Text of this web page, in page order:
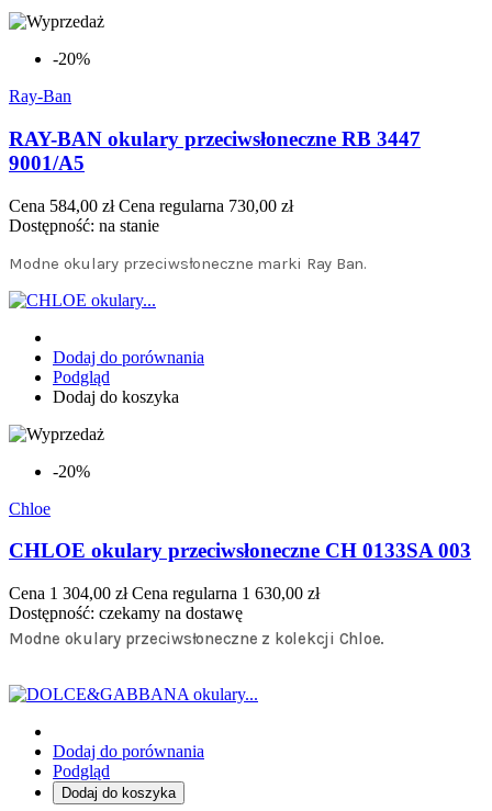
-20%
Ray-Ban
RAY-BAN okulary przeciwsłoneczne RB 3447
9001/A5
Cena 584,00 zł Cena regularna 730,00 zł
Dostępność: na stanie
Modne okulary przeciwsłoneczne marki Ray Ban.
Dodaj do porównania
Podgląd
Dodaj do koszyka
-20%
Chloe
CHLOE okulary przeciwsłoneczne CH 0133SA 003
Cena 1 304,00 zł Cena regularna 1 630,00 zł
Dostępność: czekamy na dostawę
Modne okulary przeciwsłoneczne z kolekcji Chloe.
Dodaj do porównania
Podgląd
Dodaj do koszyka